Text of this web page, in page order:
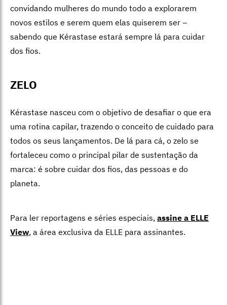
convidando mulheres do mundo todo a explorarem
novos estilos e serem quem elas quiserem ser –
sabendo que Kérastase estará sempre lá para cuidar
dos fios.
ZELO
Kérastase nasceu com o objetivo de desafiar o que era
uma rotina capilar, trazendo o conceito de cuidado para
todos os seus lançamentos. De lá para cá, o zelo se
fortaleceu como o principal pilar de sustentação da
marca: é sobre cuidar dos fios, das pessoas e do
planeta.
Para ler reportagens e séries especiais, assine a ELLE
View, a área exclusiva da ELLE para assinantes.